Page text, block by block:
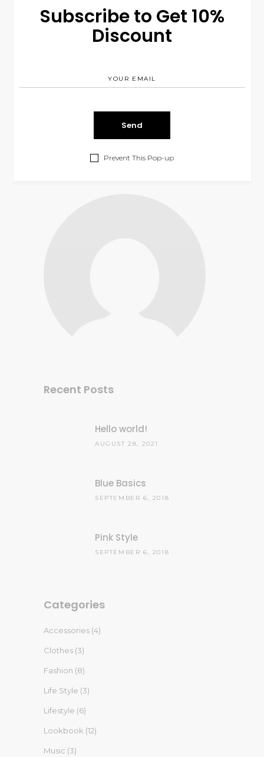
Subscribe to Get 10%
Discount
Prevent This Pop-up
Recent Posts
Hello world!
AUGUST 28, 2021
Blue Basics
SEPTEMBER 6, 2018
Pink Style
SEPTEMBER 6, 2018
Categories
Accessories (4)
Clothes (3)
Fashion (8)
Life Style (3)
Lifestyle (6)
Lookbook (12)
Music (3)